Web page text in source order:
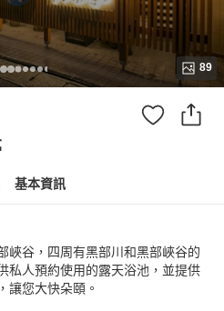
89
基本資訊
峽谷，四周有黑部川和黑部峽谷的
私人預約使用的露天浴池，並提供
讓您大快朵頤。